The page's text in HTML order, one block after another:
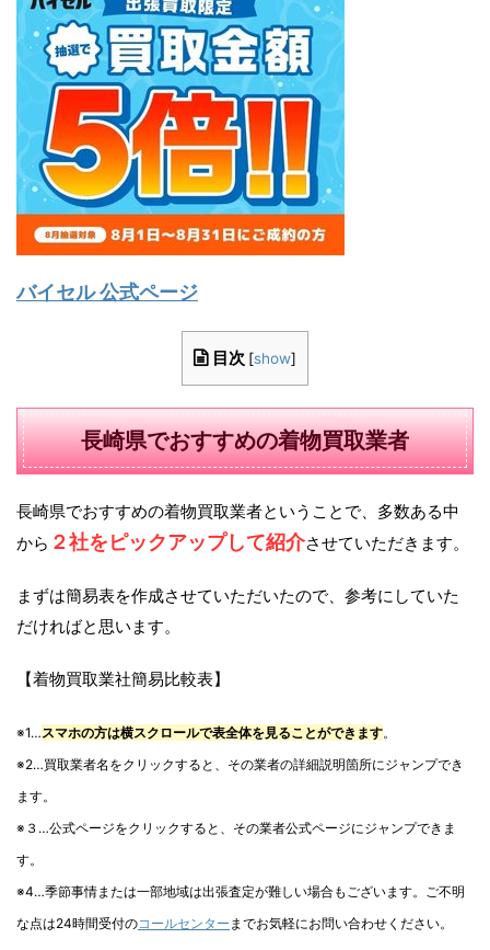
バイセル 公式ページ
目次 [show]
長崎県でおすすめの着物買取業者
長崎県でおすすめの着物買取業者ということで、多数ある中
から ２社をピックアップして紹介させていただきます。
まずは簡易表を作成させていただいたので、参考にしていた
だければと思います。
【着物買取業社簡易比較表】
※1…スマホの方は横スクロールで表全体を見ることができます。
※2…買取業者名をクリックすると、その業者の詳細説明箇所にジャンプでき
ます。
※３…公式ページをクリックすると、その業者公式ページにジャンプできま
す。
※4…季節事情または一部地域は出張査定が難しい場合もございます。ご不明
な点は24時間受付のコールセンター までお気軽にお問い合わせください。